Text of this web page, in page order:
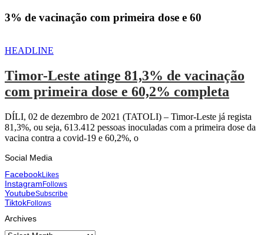
3% de vacinação com primeira dose e 60
HEADLINE
Timor-Leste atinge 81,3% de vacinação
com primeira dose e 60,2% completa
DÍLI, 02 de dezembro de 2021 (TATOLI) – Timor-Leste já regista
81,3%, ou seja, 613.412 pessoas inoculadas com a primeira dose da
vacina contra a covid-19 e 60,2%, o
Social Media
FacebookLikes
InstagramFollows
YoutubeSubscribe
TiktokFollows
Archives